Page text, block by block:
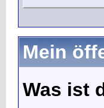
Mein
Was ist